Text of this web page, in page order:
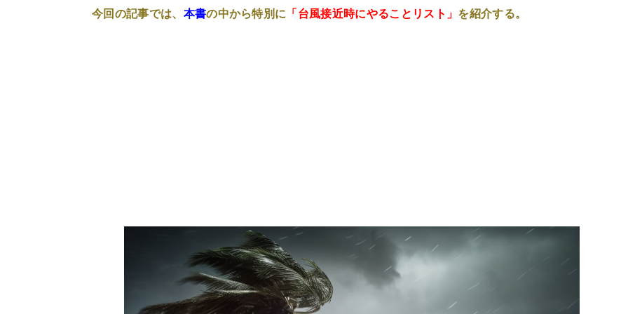
今回の記事では、 本書の中から特別に 「台風接近時にやることリスト」 を紹介する。